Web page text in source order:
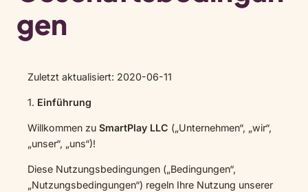
gen
Zuletzt aktualisiert: 2020-06-11
1. Einführung
Willkommen zu SmartPlay LLC („Unternehmen“, „wir“,
„unser“, „uns“)!
Diese Nutzungsbedingungen („Bedingungen“,
„Nutzungsbedingungen“) regeln Ihre Nutzung unserer